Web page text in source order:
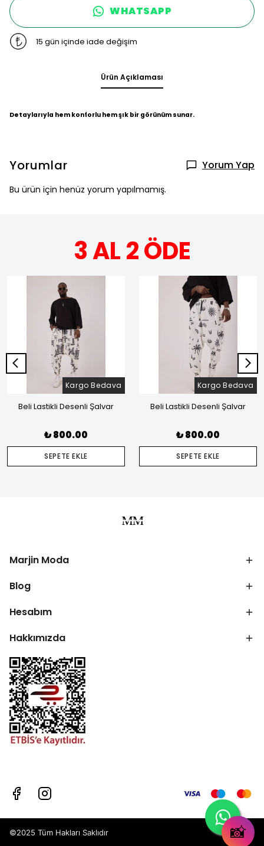
WHATSAPP
15 gün içinde iade değişim
Ürün Açıklaması
Detaylarıyla hem konforlu hem şık bir görünüm sunar.
Yorumlar Yorum Yap
Bu ürün için henüz yorum yapılmamış.
3 AL 2 ÖDE
Kargo Bedava
Beli Lastikli Desenli Şalvar
₺ 800.00
SEPETE EKLE
Kargo Bedava
Beli Lastikli Desenli Şalvar
₺ 800.00
SEPETE EKLE
Marjin Moda
Blog
Hesabım
Hakkımızda
©2025 Tüm Hakları Saklıdır 📸